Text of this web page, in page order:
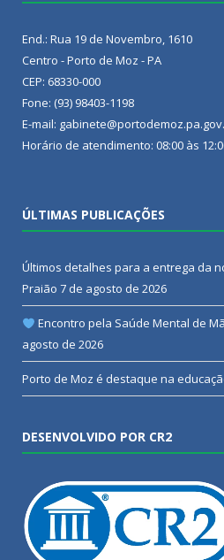
End.: Rua 19 de Novembro, 1610
Centro - Porto de Moz - PA
CEP: 68330-000
Fone: (93) 98403-1198
E-mail:
Horário de atendimento: 08:00 às
ÚLTIMAS PUBLICAÇÕES
Últimos detalhes para a entrega da
Praião 7 de agosto de 2026
Encontro pela Saúde Mental de
agosto de 2026
Porto de Moz é destaque na
DESENVOLVIDO POR CR2